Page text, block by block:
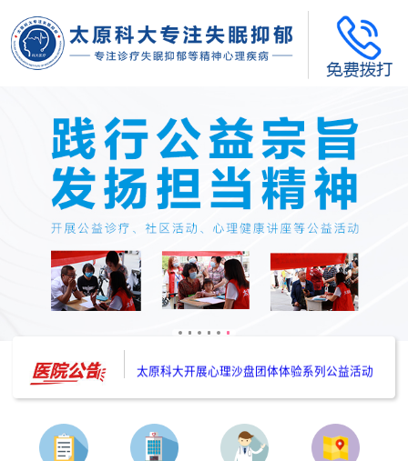
太原科大开展--“心理隐患也是安全隐患”讲座”
太原科大开展心理沙盘团体体验系列公益活动